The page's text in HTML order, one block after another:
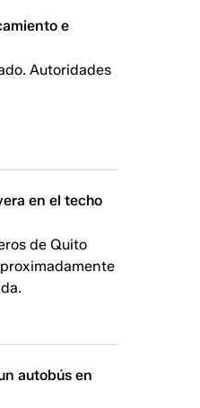
e
Autoridades
en el techo
de Quito
autobús en